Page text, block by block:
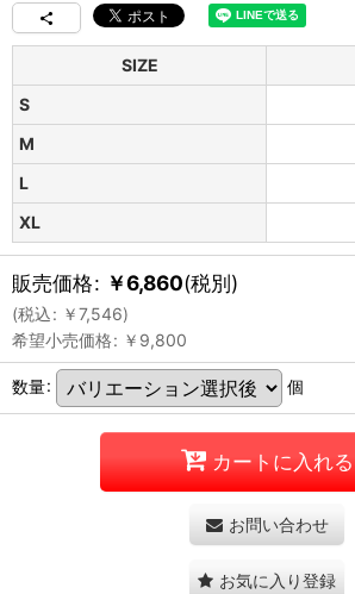
SIZE
S
M
L
XL
販売価格: ￥6,860(税別)
(税込: ￥7,546)
希望小売価格: ￥ 9,800
数量: 個
カートに入れる
お問い合わせ
お気に入り登録